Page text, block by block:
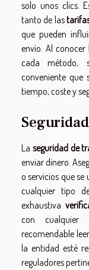
solo unos clics.
tanto de las
que pueden
envío. Al
cada método,
conveniente que
tiempo, coste y
La seguridad de
enviar dinero.
o servicios que
cualquier tipo
exhaustiva
con cualquier
recomendable
la entidad esté
reguladores